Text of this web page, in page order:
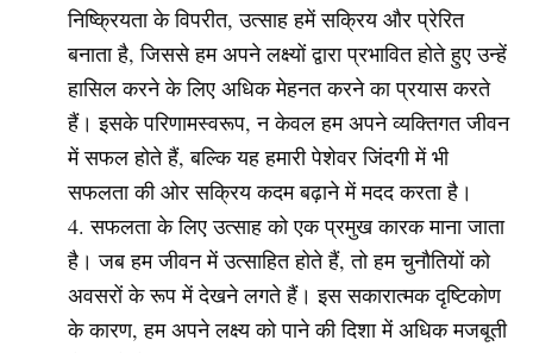
निष्क्रियता के विपरीत, उत्साह हमें सक्रिय और प्रेरित
बनाता है, जिससे हम अपने लक्ष्यों द्वारा प्रभावित होते हुए उन्हें
हासिल करने के लिए अधिक मेहनत करने का प्रयास करते
हैं। इसके परिणामस्वरूप, न केवल हम अपने व्यक्तिगत जीवन
में सफल होते हैं, बल्कि यह हमारी पेशेवर जिंदगी में भी
सफलता की ओर सक्रिय कदम बढ़ाने में मदद करता है।
सफलता के लिए उत्साह को एक प्रमुख कारक माना जाता
है। जब हम जीवन में उत्साहित होते हैं, तो हम चुनौतियों को
अवसरों के रूप में देखने लगते हैं। इस सकारात्मक दृष्टिकोण
के कारण, हम अपने लक्ष्य को पाने की दिशा में अधिक मजबूती